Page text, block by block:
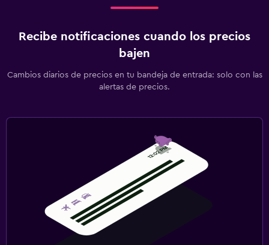
Servicio de planchado
Servicios de lavandería/tintorería
Plancha para pantalones
Cámaras CCTV en zonas comunes
Cámaras CCTV en el exterior
Seguridad las 24 horas
Botiquín de primeros auxilios
Recibe notificaciones cuando los precios
bajen
Cambios diarios de precios en tu bandeja de entrada: solo con las
alertas de precios.